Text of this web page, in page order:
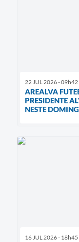
22 JUL 2026 - 09h42
AREALVA
PRESIDENTE
NESTE
16 JUL 2026 - 18h45